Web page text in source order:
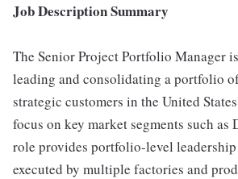
Job Description Summary
The Senior Project Portfolio Manager
leading and consolidating a portfolio
strategic customers in the United
focus on key market segments such as
role provides portfolio-level
executed by multiple factories and